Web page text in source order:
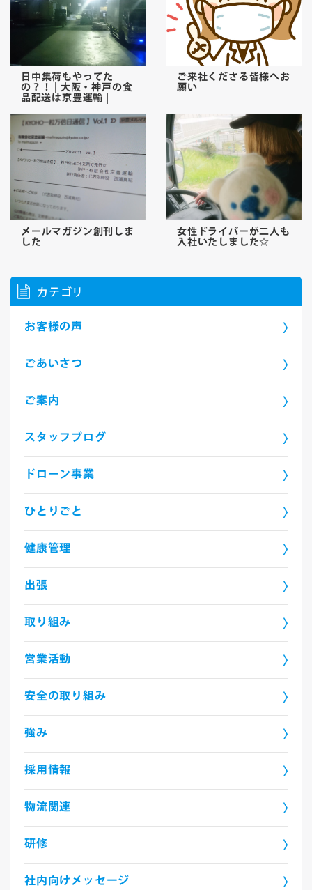
日中集荷もやってた
の？！ | 大阪・神戸の食
品配送は京豊運輸 |
ご来社くださる皆様へお
願い
メールマガジン創刊しま
した
女性ドライバーが二人も
入社いたしました☆
カテゴリ
お客様の声
ごあいさつ
ご案内
スタッフブログ
ドローン事業
ひとりごと
健康管理
出張
取り組み
営業活動
安全の取り組み
強み
採用情報
物流関連
研修
社内向けメッセージ